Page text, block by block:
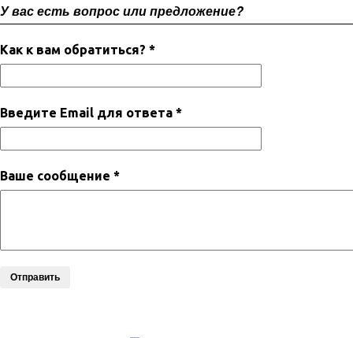
У вас есть вопрос или предложение?
Как к вам обратиться? *
Введите Email для ответа *
Ваше сообщение *
Отправить